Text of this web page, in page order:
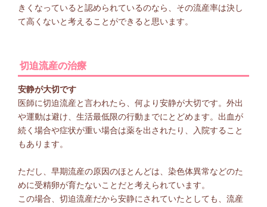
きくなっていると認められているのなら、その流産率は決し
て高くないと考えることができると思います。
切迫流産の治療
安静が大切です
医師に切迫流産と言われたら、何より安静が大切です。外出
や運動は避け、生活最低限の行動までにとどめます。出血が
続く場合や症状が重い場合は薬を出されたり、入院すること
もあります。
ただし、早期流産の原因のほとんどは、染色体異常などのた
めに受精卵が育たないことだと考えられています。
この場合、切迫流産だから安静にされていたとしても、流産